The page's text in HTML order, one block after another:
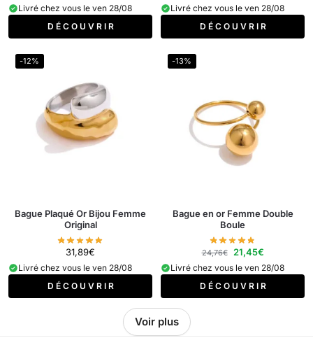
Livré chez vous le ven 28/08
D É C O U V R I R
Livré chez vous le ven 28/08
D É C O U V R I R
-12%
Bague Plaqué Or Bijou Femme
Original
31,89€
Livré chez vous le ven 28/08
D É C O U V R I R
-13%
Bague en or Femme Double
Boule
24,76€ 21,45€
Livré chez vous le ven 28/08
D É C O U V R I R
Voir plus